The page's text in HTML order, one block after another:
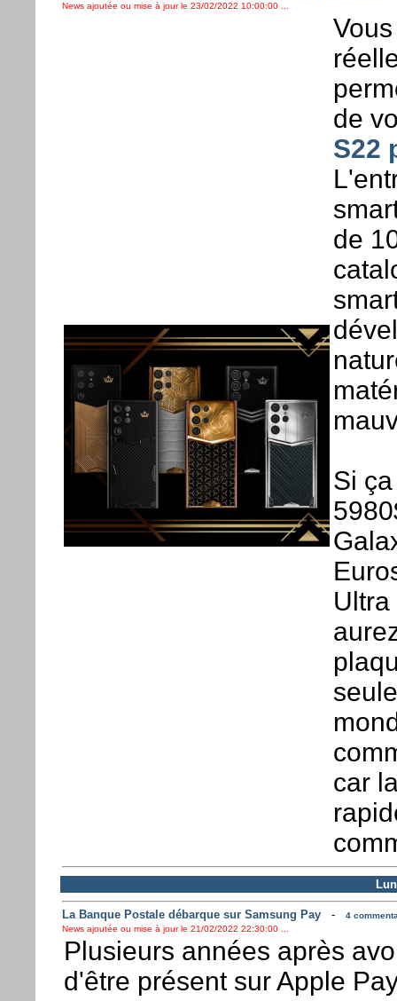
News ajoutée ou mise à jour le 23/02/2022 10:00:00 ...
de
S22
de
Si
car
La Banque Postale débarque sur Samsung Pay-
4
News ajoutée ou mise à jour le 21/02/2022 22:30:00 ...
Plusieurs années après
d'être présent sur Apple